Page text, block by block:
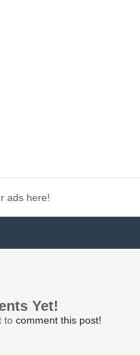
ads here!
Yet!
to comment this post!